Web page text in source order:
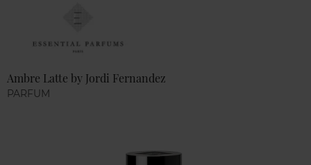
Ambre Latte by Jordi Fernandez
PARFUM